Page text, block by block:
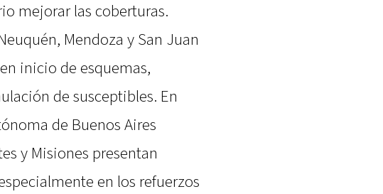
mejorar las coberturas.
Mendoza y San Juan
inicio de esquemas,
de susceptibles. En
de Buenos Aires
y Misiones presentan
en los refuerzos